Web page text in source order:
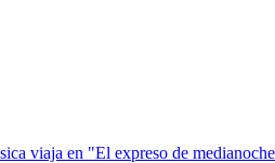
viaja en "El expreso de